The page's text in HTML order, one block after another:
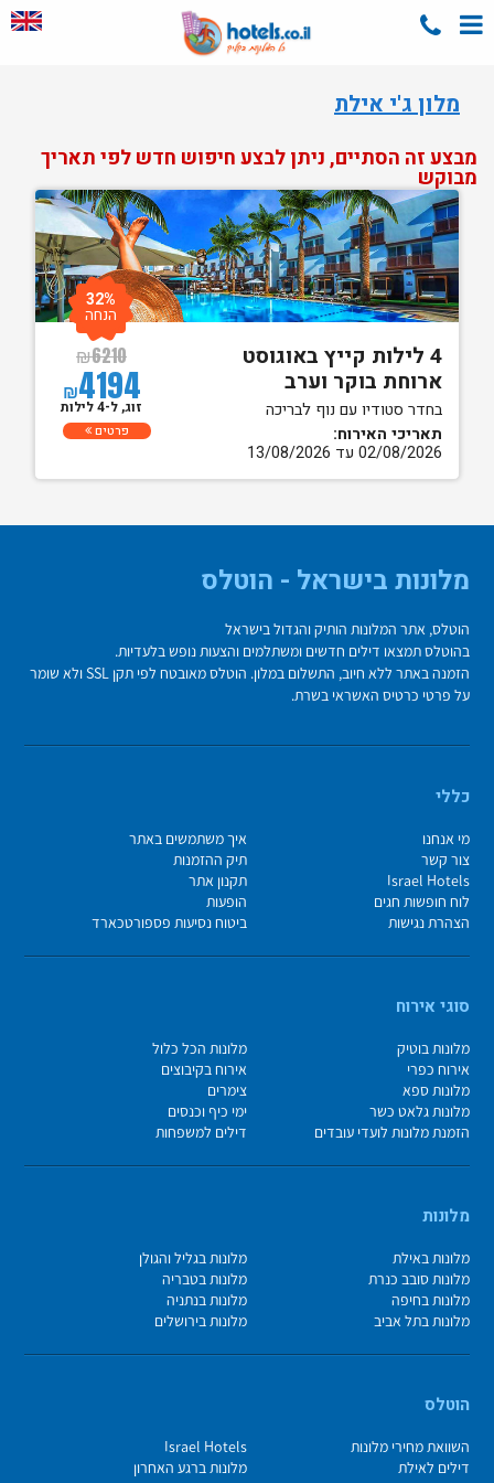
מלון ג'י אילת
מבצע זה הסתיים, ניתן לבצע חיפוש חדש לפי תאריך
מבוקש
4 לילות קייץ באוגוסט
ארוחת בוקר וערב
בחדר סטודיו עם נוף לבריכה
תאריכי האירוח:
02/08/2026 עד 13/08/2026
₪6210
₪4194
32%
הנחה
זוג, ל-4 לילות
פרטים
מלונות בישראל - הוטלס
הוטלס, אתר המלונות הותיק והגדול בישראל
בהוטלס תמצאו דילים חדשים ומשתלמים והצעות נופש בלעדיות.
הזמנה באתר ללא חיוב, התשלום במלון. הוטלס מאובטח לפי תקן SSL ולא שומר
על פרטי כרטיס האשראי בשרת.
כללי
מי אנחנו
איך משתמשים באתר
צור קשר
תיק ההזמנות
Israel Hotels
תקנון אתר
לוח חופשות חגים
הופעות
הצהרת נגישות
ביטוח נסיעות פספורטכארד
סוגי אירוח
מלונות בוטיק
מלונות הכל כלול
אירוח כפרי
אירוח בקיבוצים
מלונות ספא
צימרים
מלונות גלאט כשר
ימי כיף וכנסים
הזמנת מלונות לועדי עובדים
דילים למשפחות
מלונות
מלונות באילת
מלונות בגליל והגולן
מלונות סובב כנרת
מלונות בטבריה
מלונות בחיפה
מלונות בנתניה
מלונות בתל אביב
מלונות בירושלים
הוטלס
השוואת מחירי מלונות
Israel Hotels
דילים לאילת
מלונות ברגע האחרון